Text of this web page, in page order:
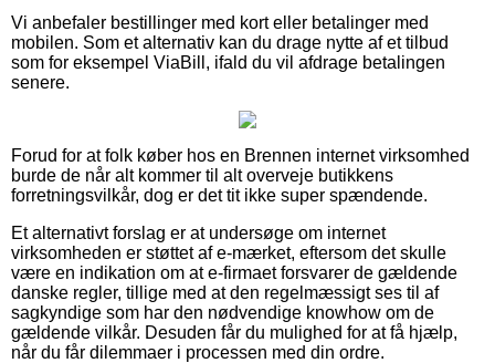
Vi anbefaler bestillinger med kort eller betalinger med
mobilen. Som et alternativ kan du drage nytte af et tilbud
som for eksempel ViaBill, ifald du vil afdrage betalingen
senere.
Forud for at folk køber hos en Brennen internet virksomhed
burde de når alt kommer til alt overveje butikkens
forretningsvilkår, dog er det tit ikke super spændende.
Et alternativt forslag er at undersøge om internet
virksomheden er støttet af e-mærket, eftersom det skulle
være en indikation om at e-firmaet forsvarer de gældende
danske regler, tillige med at den regelmæssigt ses til af
sagkyndige som har den nødvendige knowhow om de
gældende vilkår. Desuden får du mulighed for at få hjælp,
når du får dilemmaer i processen med din ordre.